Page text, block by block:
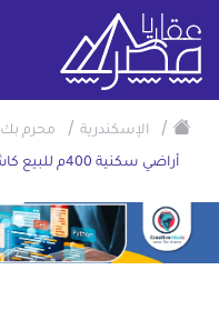
/ الإسكندرية / محرم بك
أراضي سكنية 400م للبيع كاش بمحرم بك الإسكندرية